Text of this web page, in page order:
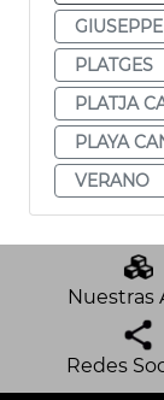
PLATGES
PLATJA
PLAYA
VERANO
Nuestras
Redes